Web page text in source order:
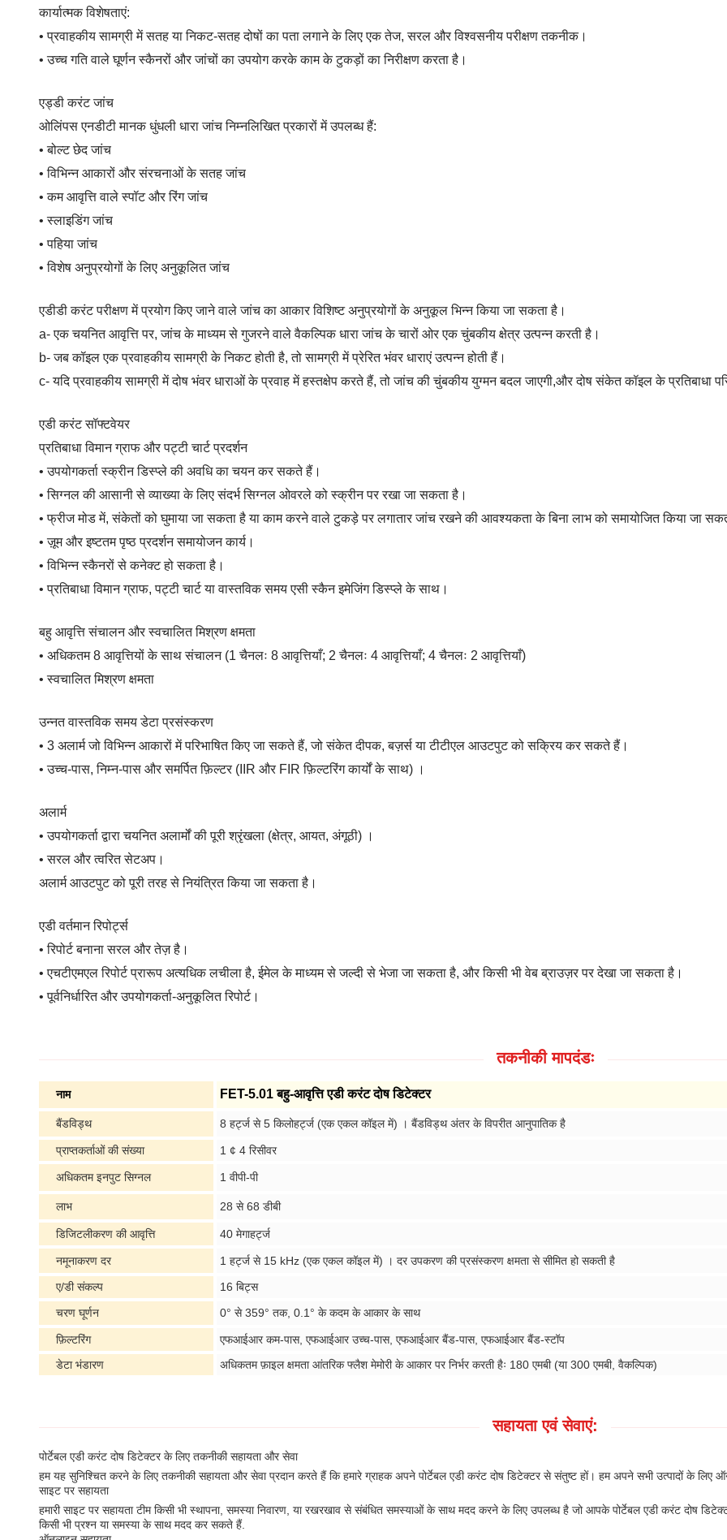
कार्यात्मक विशेषताएं:
• प्रवाहकीय सामग्री में सतह या निकट-सतह दोषों का पता लगाने के लिए एक तेज, सरल और विश्वसनीय परीक्षण तकनीक।
• उच्च गति वाले घूर्णन स्कैनरों और जांचों का उपयोग करके काम के टुकड़ों का निरीक्षण करता है।
एड्डी करंट जांच
ओलिंपस एनडीटी मानक धुंधली धारा जांच निम्नलिखित प्रकारों में उपलब्ध हैं:
• बोल्ट छेद जांच
• विभिन्न आकारों और संरचनाओं के सतह जांच
• कम आवृत्ति वाले स्पॉट और रिंग जांच
• स्लाइडिंग जांच
• पहिया जांच
• विशेष अनुप्रयोगों के लिए अनुकूलित जांच
एडीडी करंट परीक्षण में प्रयोग किए जाने वाले जांच का आकार विशिष्ट अनुप्रयोगों के अनुकूल भिन्न किया जा सकता है।
a- एक चयनित आवृत्ति पर, जांच के माध्यम से गुजरने वाले वैकल्पिक धारा जांच के चारों ओर एक चुंबकीय क्षेत्र उत्पन्न करती है।
b- जब कॉइल एक प्रवाहकीय सामग्री के निकट होती है, तो सामग्री में प्रेरित भंवर धाराएं उत्पन्न होती हैं।
c- यदि प्रवाहकीय सामग्री में दोष भंवर धाराओं के प्रवाह में हस्तक्षेप करते हैं, तो जांच की चुंबकीय युग्मन बदल जाएगी,और दोष संकेत कॉइल के प्रतिबाधा
एडी करंट सॉफ्टवेयर
प्रतिबाधा विमान ग्राफ और पट्टी चार्ट प्रदर्शन
• उपयोगकर्ता स्क्रीन डिस्प्ले की अवधि का चयन कर सकते हैं।
• सिग्नल की आसानी से व्याख्या के लिए संदर्भ सिग्नल ओवरले को स्क्रीन पर रखा जा सकता है।
• फ्रीज मोड में, संकेतों को घुमाया जा सकता है या काम करने वाले टुकड़े पर लगातार जांच रखने की आवश्यकता के बिना लाभ को समायोजित किया जा
• ज़ूम और इष्टतम पृष्ठ प्रदर्शन समायोजन कार्य।
• विभिन्न स्कैनरों से कनेक्ट हो सकता है।
• प्रतिबाधा विमान ग्राफ, पट्टी चार्ट या वास्तविक समय एसी स्कैन इमेजिंग डिस्प्ले के साथ।
बहु आवृत्ति संचालन और स्वचालित मिश्रण क्षमता
• अधिकतम 8 आवृत्तियों के साथ संचालन (1 चैनलः 8 आवृत्तियाँ; 2 चैनलः 4 आवृत्तियाँ; 4 चैनलः 2 आवृत्तियाँ)
• स्वचालित मिश्रण क्षमता
उन्नत वास्तविक समय डेटा प्रसंस्करण
• 3 अलार्म जो विभिन्न आकारों में परिभाषित किए जा सकते हैं, जो संकेत दीपक, बज़र्स या टीटीएल आउटपुट को सक्रिय कर सकते हैं।
• उच्च-पास, निम्न-पास और समर्पित फ़िल्टर (IIR और FIR फ़िल्टरिंग कार्यों के साथ) ।
अलार्म
• उपयोगकर्ता द्वारा चयनित अलार्मों की पूरी श्रृंखला (क्षेत्र, आयत, अंगूठी) ।
• सरल और त्वरित सेटअप।
अलार्म आउटपुट को पूरी तरह से नियंत्रित किया जा सकता है।
एडी वर्तमान रिपोर्ट्स
• रिपोर्ट बनाना सरल और तेज़ है।
• एचटीएमएल रिपोर्ट प्रारूप अत्यधिक लचीला है, ईमेल के माध्यम से जल्दी से भेजा जा सकता है, और किसी भी वेब ब्राउज़र पर देखा जा सकता है।
• पूर्वनिर्धारित और उपयोगकर्ता-अनुकूलित रिपोर्ट।
तकनीकी मापदंडः
नाम FET-5.01 बहु-आवृत्ति एडी करंट दोष डिटेक्टर
बैंडविड्थ 8 हर्ट्ज से 5 किलोहर्ट्ज (एक एकल कॉइल में) । बैंडविड्थ अंतर के विपरीत आनुपातिक है
प्राप्तकर्ताओं की संख्या 1 ¢ 4 रिसीवर
अधिकतम इनपुट सिग्नल 1 वीपी-पी
लाभ 28 से 68 डीबी
डिजिटलीकरण की आवृत्ति 40 मेगाहर्ट्ज
नमूनाकरण दर
1 हर्ट्ज से 15 kHz (एक एकल कॉइल में) । दर उपकरण की प्रसंस्करण क्षमता से सीमित हो सकती है
ए/डी संकल्प
16 बिट्स
चरण घूर्णन
0° से 359° तक, 0.1° के कदम के आकार के साथ
फ़िल्टरिंग
एफआईआर कम-पास, एफआईआर उच्च-पास, एफआईआर बैंड-पास, एफआईआर बैंड-स्टॉप
डेटा भंडारण
अधिकतम फ़ाइल क्षमता आंतरिक फ्लैश मेमोरी के आकार पर निर्भर करती हैः 180 एमबी (या 300 एमबी, वैकल्पिक)
सहायता एवं सेवाएं:
पोर्टेबल एडी करंट दोष डिटेक्टर के लिए तकनीकी सहायता और सेवा
हम यह सुनिश्चित करने के लिए तकनीकी सहायता और सेवा प्रदान करते हैं कि हमारे ग्राहक अपने पोर्टेबल एडी करंट दोष डिटेक्टर से संतुष्ट हों। हम अपने सभी उत्पादों के लिए
साइट पर सहायता
हमारी साइट पर सहायता टीम किसी भी स्थापना, समस्या निवारण, या रखरखाव से संबंधित समस्याओं के साथ मदद करने के लिए उपलब्ध है जो आपके पोर्टेबल एडी करंट
किसी भी प्रश्न या समस्या के साथ मदद कर सकते हैं.